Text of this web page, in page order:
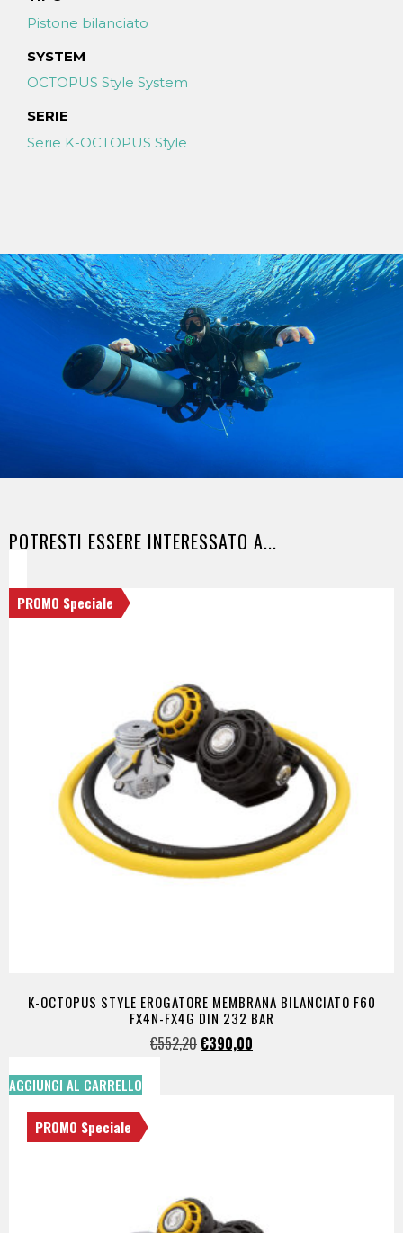
Pistone bilanciato
SYSTEM
OCTOPUS Style System
SERIE
Serie K-OCTOPUS Style
POTRESTI ESSERE INTERESSATO A...
PROMO Speciale
K-OCTOPUS STYLE EROGATORE MEMBRANA BILANCIATO F60
FX4N-FX4G DIN 232 BAR
€552,20€390,00
AGGIUNGI AL CARRELLO
PROMO Speciale